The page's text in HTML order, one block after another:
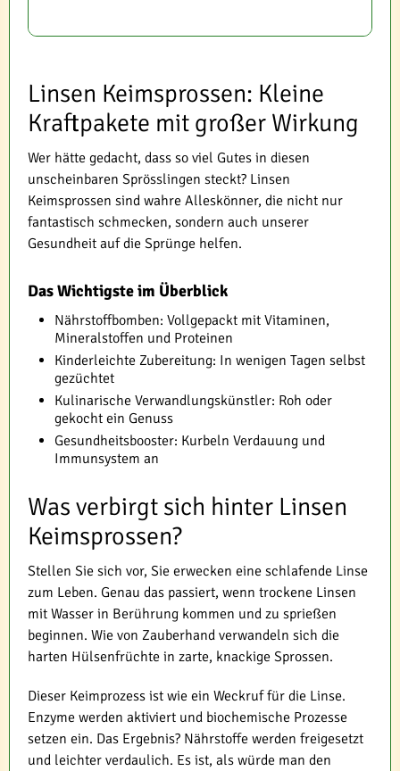
Linsen Keimsprossen: Kleine
Kraftpakete mit großer Wirkung
Wer hätte gedacht, dass so viel Gutes in diesen
unscheinbaren Sprösslingen steckt? Linsen
Keimsprossen sind wahre Alleskönner, die nicht nur
fantastisch schmecken, sondern auch unserer
Gesundheit auf die Sprünge helfen.
Das Wichtigste im Überblick
Nährstoffbomben: Vollgepackt mit Vitaminen,
Mineralstoffen und Proteinen
Kinderleichte Zubereitung: In wenigen Tagen selbst
gezüchtet
Kulinarische Verwandlungskünstler: Roh oder
gekocht ein Genuss
Gesundheitsbooster: Kurbeln Verdauung und
Immunsystem an
Was verbirgt sich hinter Linsen
Keimsprossen?
Stellen Sie sich vor, Sie erwecken eine schlafende Linse
zum Leben. Genau das passiert, wenn trockene Linsen
mit Wasser in Berührung kommen und zu sprießen
beginnen. Wie von Zauberhand verwandeln sich die
harten Hülsenfrüchte in zarte, knackige Sprossen.
Dieser Keimprozess ist wie ein Weckruf für die Linse.
Enzyme werden aktiviert und biochemische Prozesse
setzen ein. Das Ergebnis? Nährstoffe werden freigesetzt
und leichter verdaulich. Es ist, als würde man den